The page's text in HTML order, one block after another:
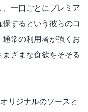
一口ごとにプレミア
するという彼らのコ
通常の利用者が強くお
ざまな食欲をそそる
リジナルのソースと